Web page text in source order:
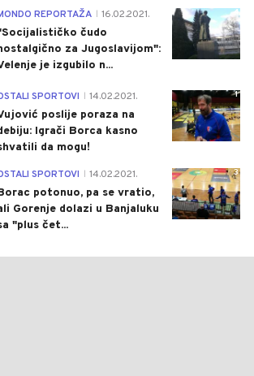
4
REPORTAŽA 16.02.2021.
čudo
za Jugoslavijom":
je izgubilo n...
1
SPORTOVI 14.02.2021.
poslije poraza na
Igrači Borca kasno
da mogu!
3
SPORTOVI 14.02.2021.
potonuo, pa se vratio,
Gorenje dolazi u Banjaluku
"plus čet...